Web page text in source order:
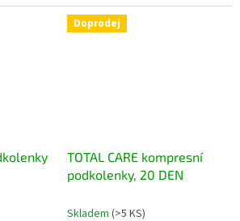
Doprodej
TOTAL CARE kompresní
podkolenky, 20 DEN
Skladem (>5 KS)